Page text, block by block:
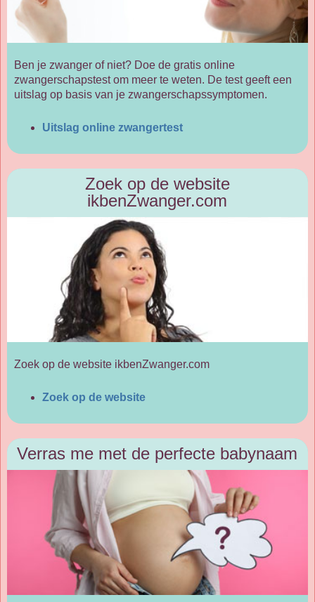
Ben je zwanger of niet? Doe de gratis online
zwangerschapstest om meer te weten. De test geeft een
uitslag op basis van je zwangerschapssymptomen.
Uitslag online zwangertest
Zoek op de website
ikbenZwanger.com
Zoek op de website ikbenZwanger.com
Zoek op de website
Verras me met de perfecte babynaam